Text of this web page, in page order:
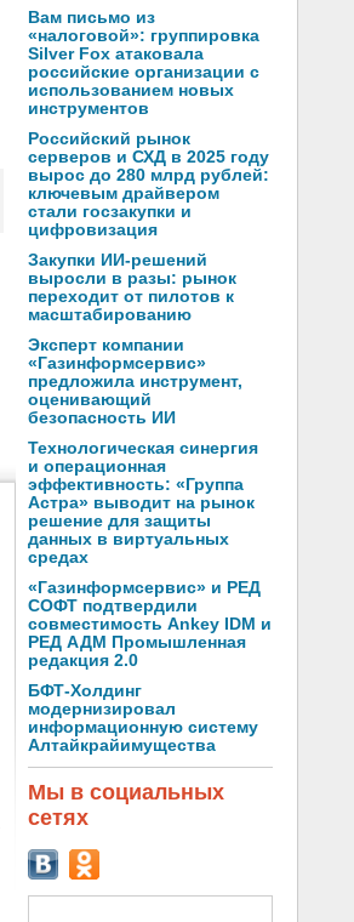
Вам письмо из
«налоговой»: группировка
Silver Fox атаковала
российские организации с
использованием новых
инструментов
Российский рынок
серверов и СХД в 2025 году
вырос до 280 млрд рублей:
ключевым драйвером
стали госзакупки и
цифровизация
Закупки ИИ-решений
выросли в разы: рынок
переходит от пилотов к
масштабированию
Эксперт компании
«Газинформсервис»
предложила инструмент,
оценивающий
безопасность ИИ
Технологическая синергия
и операционная
эффективность: «Группа
Астра» выводит на рынок
решение для защиты
данных в виртуальных
средах
«Газинформсервис» и РЕД
СОФТ подтвердили
совместимость Ankey IDM и
РЕД АДМ Промышленная
редакция 2.0
БФТ-Холдинг
модернизировал
информационную систему
Алтайкрайимущества
Мы в социальных
сетях